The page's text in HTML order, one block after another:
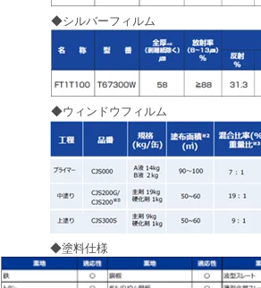
◆シルバーフィルム
◆ウィンドウフィルム
◆塗料仕様